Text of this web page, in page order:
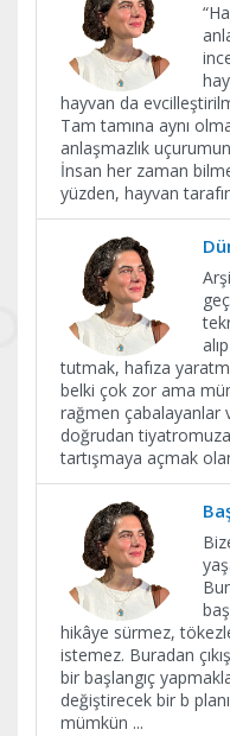
hayvan da
Tam tamına aynı
anlaşmazlık
İnsan her zaman
yüzden, hayvan
tutmak, hafıza
belki çok zor ama
rağmen çabalayanlar
doğrudan tiyatromuza
tartışmaya açmak
hikâye sürmez,
istemez. Buradan
bir başlangıç
değiştirecek bir b
mümkün ...